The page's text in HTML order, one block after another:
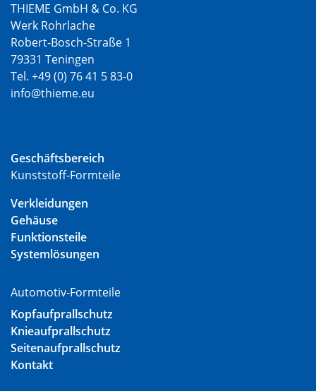
THIEME GmbH & Co. KG
Werk Rohrlache
Robert-Bosch-Straße 1
79331 Teningen
Tel. +49 (0) 76 41 5 83-0
info@thieme.eu
Geschäftsbereich
Kunststoff-Formteile
Verkleidungen
Gehäuse
Funktionsteile
Systemlösungen
Automotiv-Formteile
Kopfaufprallschutz
Knieaufprallschutz
Seitenaufprallschutz
Kontakt